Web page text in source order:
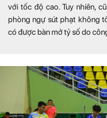
với tốc độ cao. Tuy nhiên,
phòng ngự sút phạt không
có được bàn mở tỷ số do